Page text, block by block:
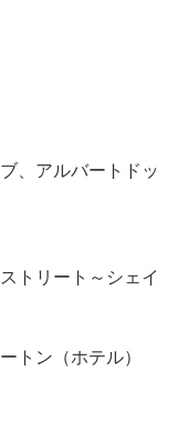
、アルバートドッ
トリート～シェイ
トン（ホテル）